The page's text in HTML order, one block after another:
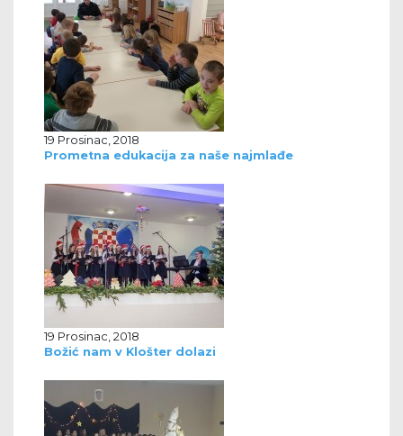
19 Prosinac, 2018
Prometna edukacija za naše najmlađe
19 Prosinac, 2018
Božić nam v Klošter dolazi